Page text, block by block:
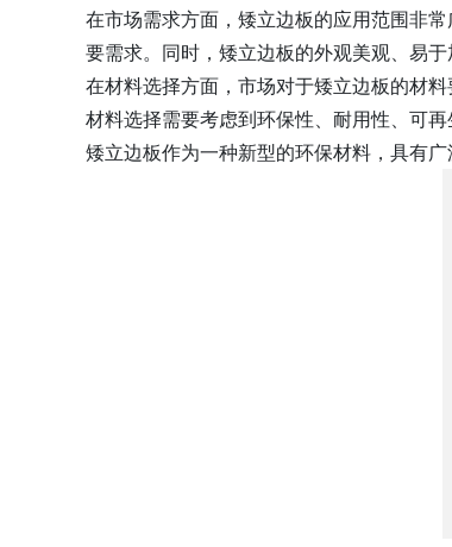
在市场需求方面，矮立边板的应用范围非
要需求。同时，矮立边板的外观美观、易于
在材料选择方面，市场对于矮立边板的材
材料选择需要考虑到环保性、耐用性、可
矮立边板作为一种新型的环保材料，具有